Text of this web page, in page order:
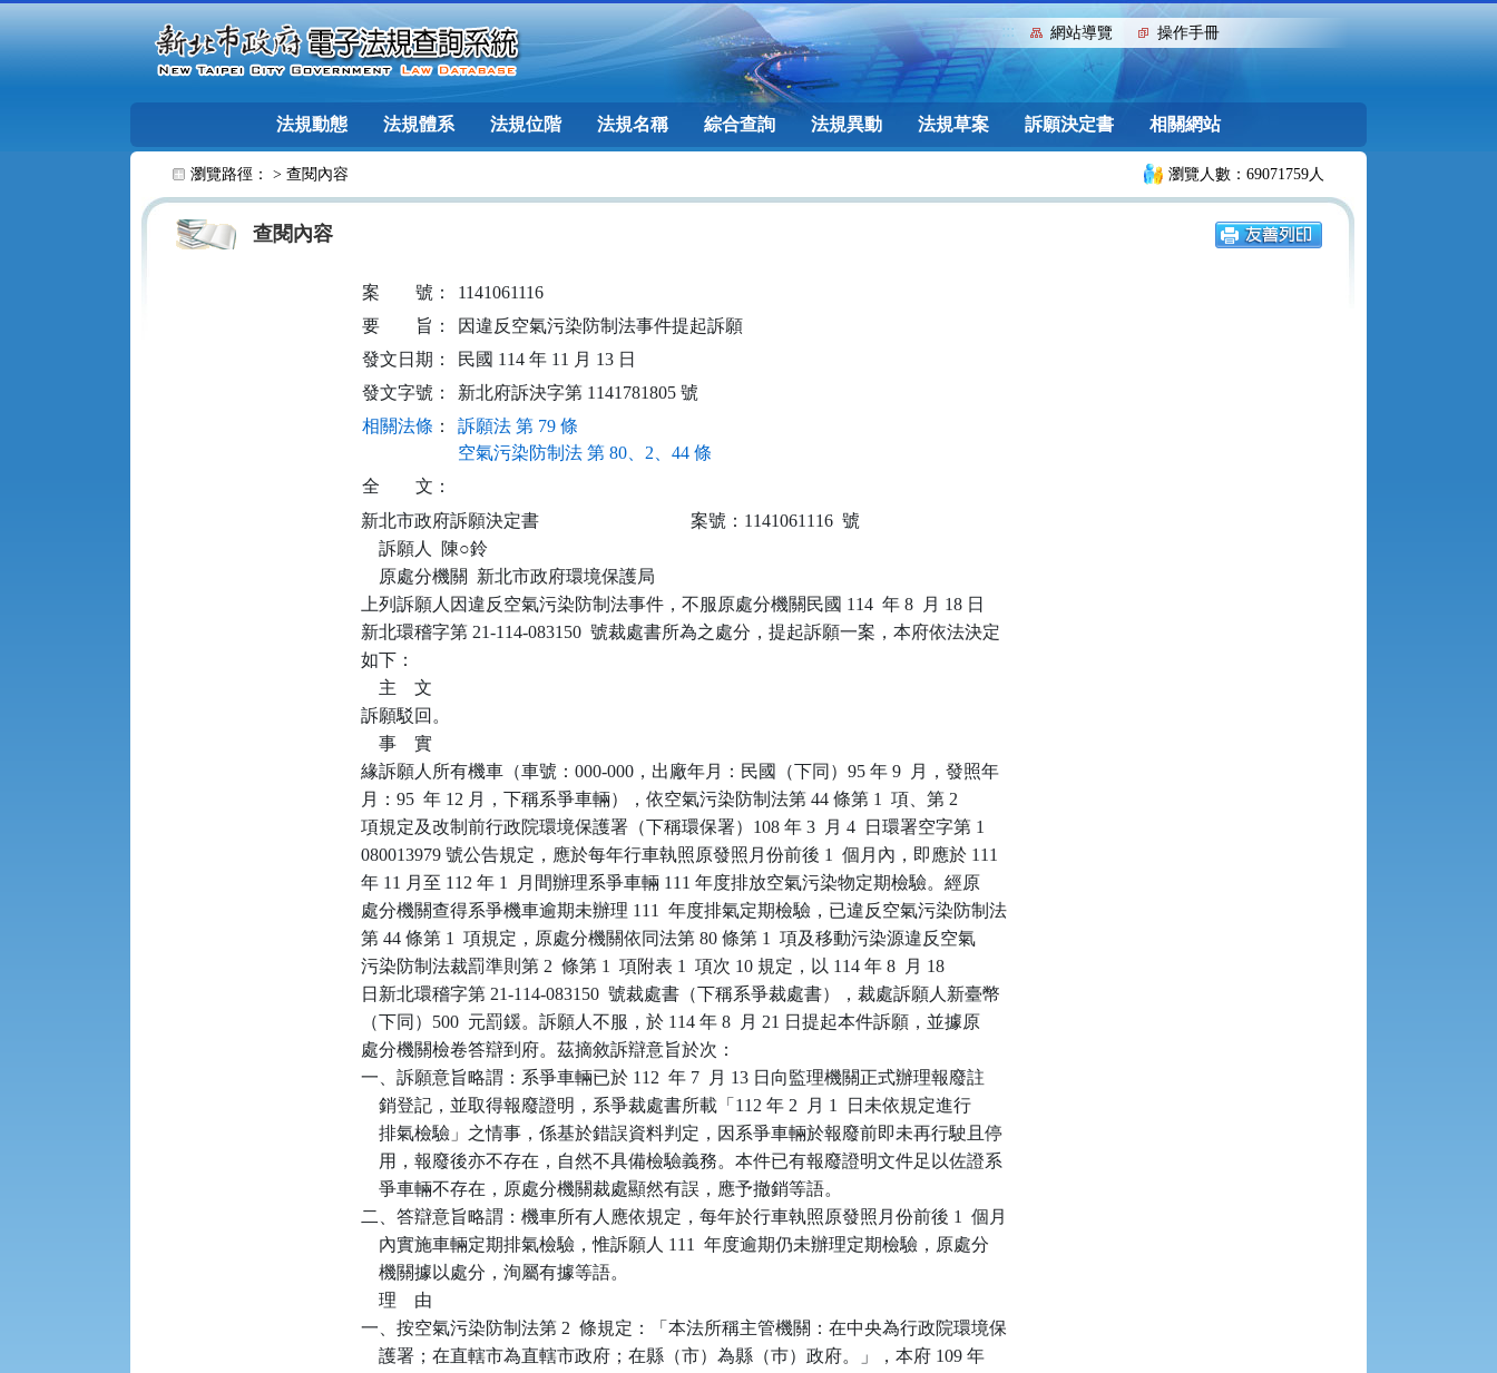
::: 網站導覽 操作手冊
法規動態 法規體系 法規位階 法規名稱 綜合查詢 法規異動 法規草案 訴願決定書 相關網站
瀏覽路徑： > 查閱內容 瀏覽人數：69071759人
查閱內容
案 號：
1141061116
要
旨：
因違反空氣污染防制法事件提起訴願
發文日期：
民國 114 年 11 月 13 日
發文字號：
新北府訴決字第 1141781805 號
相關法條 ：
訴願法 第 79 條
空氣污染防制法 第 80、2、44 條
全
文：
新北市政府訴願決定書                                  案號：1141061116  號
    訴願人  陳○鈴
    原處分機關  新北市政府環境保護局
上列訴願人因違反空氣污染防制法事件，不服原處分機關民國 114  年 8  月 18 日
新北環稽字第 21-114-083150  號裁處書所為之處分，提起訴願一案，本府依法決定
如下：
    主    文
訴願駁回。
    事    實
緣訴願人所有機車（車號：000-000，出廠年月：民國（下同）95 年 9  月，發照年
月：95  年 12 月，下稱系爭車輛），依空氣污染防制法第 44 條第 1  項、第 2
項規定及改制前行政院環境保護署（下稱環保署）108 年 3  月 4  日環署空字第 1
080013979 號公告規定，應於每年行車執照原發照月份前後 1  個月內，即應於 111
年 11 月至 112 年 1  月間辦理系爭車輛 111 年度排放空氣污染物定期檢驗。經原
處分機關查得系爭機車逾期未辦理 111  年度排氣定期檢驗，已違反空氣污染防制法
第 44 條第 1  項規定，原處分機關依同法第 80 條第 1  項及移動污染源違反空氣
污染防制法裁罰準則第 2  條第 1  項附表 1  項次 10 規定，以 114 年 8  月 18
日新北環稽字第 21-114-083150  號裁處書（下稱系爭裁處書），裁處訴願人新臺幣
（下同）500  元罰鍰。訴願人不服，於 114 年 8  月 21 日提起本件訴願，並據原
處分機關檢卷答辯到府。茲摘敘訴辯意旨於次：
一、訴願意旨略謂：系爭車輛已於 112  年 7  月 13 日向監理機關正式辦理報廢註
    銷登記，並取得報廢證明，系爭裁處書所載「112 年 2  月 1  日未依規定進行
    排氣檢驗」之情事，係基於錯誤資料判定，因系爭車輛於報廢前即未再行駛且停
    用，報廢後亦不存在，自然不具備檢驗義務。本件已有報廢證明文件足以佐證系
    爭車輛不存在，原處分機關裁處顯然有誤，應予撤銷等語。
二、答辯意旨略謂：機車所有人應依規定，每年於行車執照原發照月份前後 1  個月
    內實施車輛定期排氣檢驗，惟訴願人 111  年度逾期仍未辦理定期檢驗，原處分
    機關據以處分，洵屬有據等語。
    理    由
一、按空氣污染防制法第 2  條規定：「本法所稱主管機關：在中央為行政院環境保
    護署；在直轄市為直轄市政府；在縣（市）為縣（巿）政府。」，本府 109 年